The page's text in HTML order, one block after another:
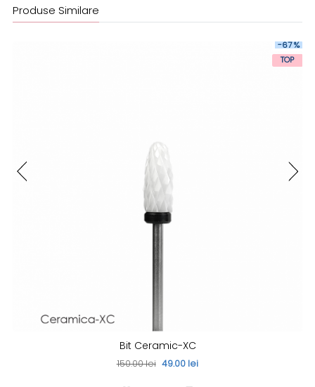
Produse Similare
-67 %
TOP
Bit Ceramic-XC
150.00 lei 49.00 lei